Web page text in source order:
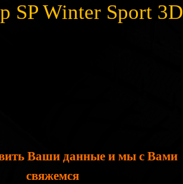
SP Winter Sport 3D
Ваши данные и мы с Вами
свяжемся